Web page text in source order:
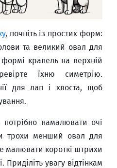
, почніть із простих форм:
та великий овал для
формі крапель на верхній
їхню симетрію.
для лап і хвоста, щоб
потрібно намалювати очі
трохи менший овал для
малювати короткі штрихи
увагу відтінкам